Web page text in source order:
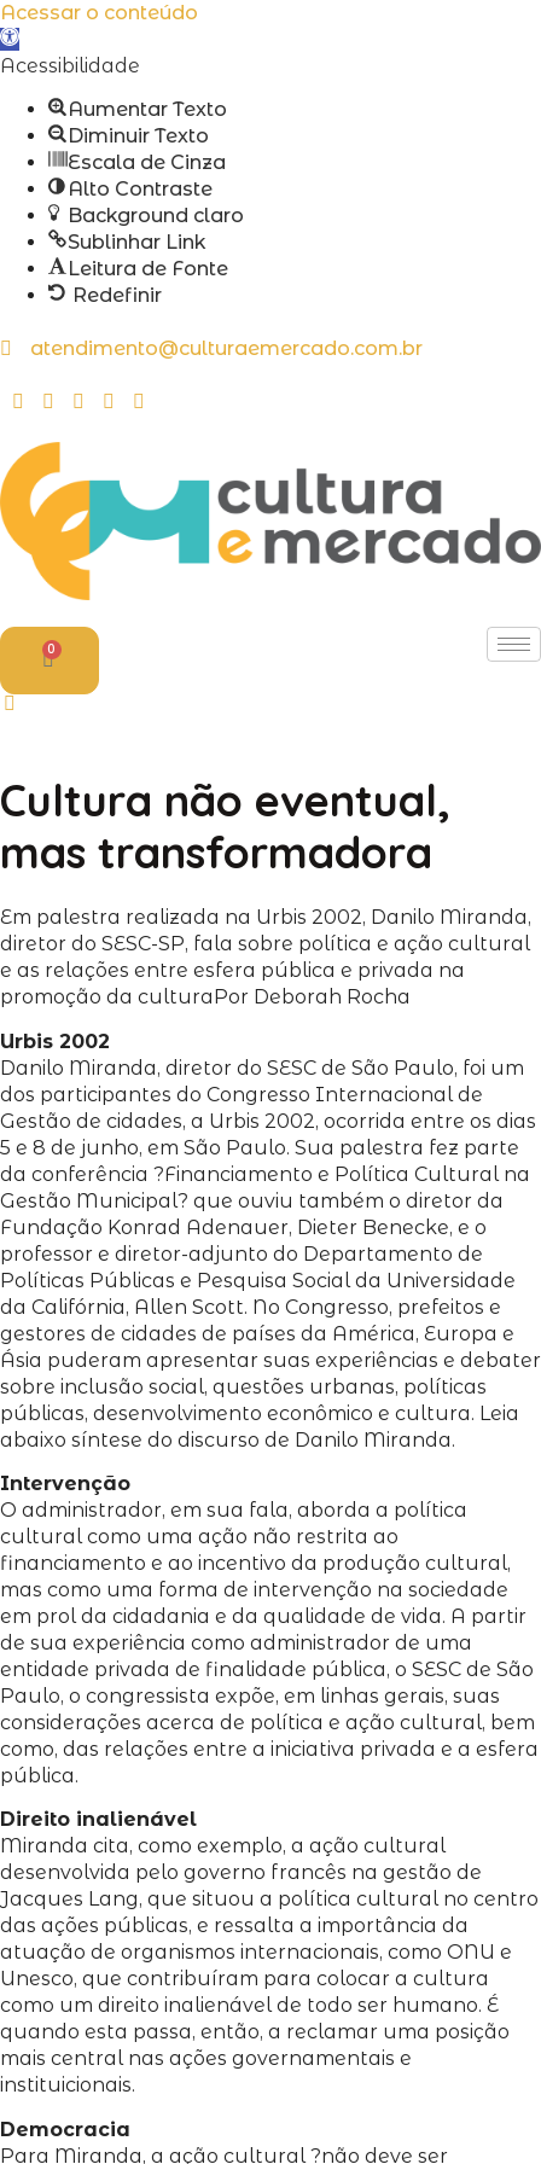
Acessar o conteúdo
Abrir
a
ferramentas
Acessibilidade
Aumentar Texto
Diminuir Texto
Escala de Cinza
Alto Contraste
Background claro
Sublinhar Link
Leitura de Fonte
Redefinir
atendimento@culturaemercado.com.br
0
Cultura não eventual,
mas transformadora
Em palestra realizada na Urbis 2002, Danilo Miranda,
diretor do SESC-SP, fala sobre política e ação cultural
e as relações entre esfera pública e privada na
promoção da cultura Por Deborah Rocha
Urbis 2002
Danilo Miranda, diretor do SESC de São Paulo, foi um
dos participantes do Congresso Internacional de
Gestão de cidades, a Urbis 2002, ocorrida entre os dias
5 e 8 de junho, em São Paulo. Sua palestra fez parte
da conferência ?Financiamento e Política Cultural na
Gestão Municipal? que ouviu também o diretor da
Fundação Konrad Adenauer, Dieter Benecke, e o
professor e diretor-adjunto do Departamento de
Políticas Públicas e Pesquisa Social da Universidade
da Califórnia, Allen Scott. No Congresso, prefeitos e
gestores de cidades de países da América, Europa e
Ásia puderam apresentar suas experiências e debater
sobre inclusão social, questões urbanas, políticas
públicas, desenvolvimento econômico e cultura. Leia
abaixo síntese do discurso de Danilo Miranda.
Intervenção
O administrador, em sua fala, aborda a política
cultural como uma ação não restrita ao
financiamento e ao incentivo da produção cultural,
mas como uma forma de intervenção na sociedade
em prol da cidadania e da qualidade de vida. A partir
de sua experiência como administrador de uma
entidade privada de finalidade pública, o SESC de São
Paulo, o congressista expõe, em linhas gerais, suas
considerações acerca de política e ação cultural, bem
como, das relações entre a iniciativa privada e a esfera
pública.
Direito inalienável
Miranda cita, como exemplo, a ação cultural
desenvolvida pelo governo francês na gestão de
Jacques Lang, que situou a política cultural no centro
das ações públicas, e ressalta a importância da
atuação de organismos internacionais, como ONU e
Unesco, que contribuíram para colocar a cultura
como um direito inalienável de todo ser humano. É
quando esta passa, então, a reclamar uma posição
mais central nas ações governamentais e
instituicionais.
Democracia
Para Miranda, a ação cultural ?não deve ser